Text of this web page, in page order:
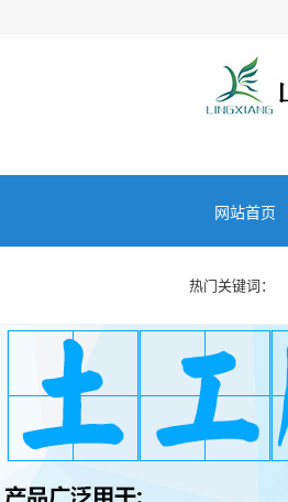
网站首页
热门关键词：